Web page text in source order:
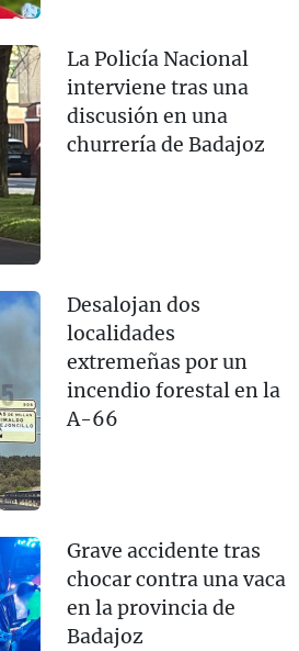
La Policía Nacional
interviene tras una
discusión en una
churrería de Badajoz
Desalojan dos
localidades
extremeñas por un
incendio forestal en la
A-66
Grave accidente tras
chocar contra una vaca
en la provincia de
Badajoz